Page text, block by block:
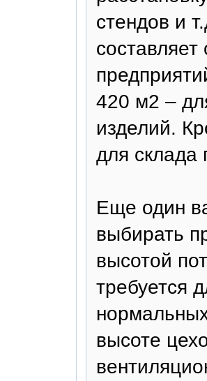
стендов и
420 м2 –
изделий.
для склада
Еще один
выбирать
высотой
требуется
высоте